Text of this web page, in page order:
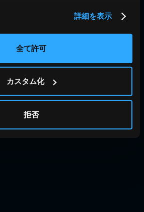
詳細を表示
全て許可
カスタム化
拒否